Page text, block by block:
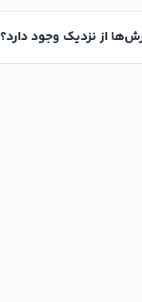
از نزدیک وجود دارد؟